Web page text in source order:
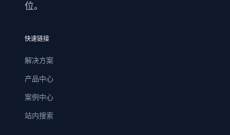
位。
快速链接
解决方案
产品中心
案例中心
站内搜索